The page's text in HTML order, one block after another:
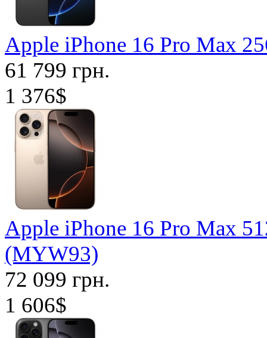
Apple iPhone 16 Pro Max
61 799 грн.
1 376$
Apple iPhone 16 Pro Max
(MYW93)
72 099 грн.
1 606$